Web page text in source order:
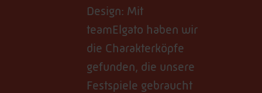
Design: Mit
teamElgato haben wir
die Charakterköpfe
gefunden, die unsere
Festspiele gebraucht